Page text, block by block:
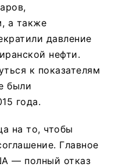
а также
давление
нефти.
к показателям
были
года.
на то, чтобы
Главное
— полный отказ